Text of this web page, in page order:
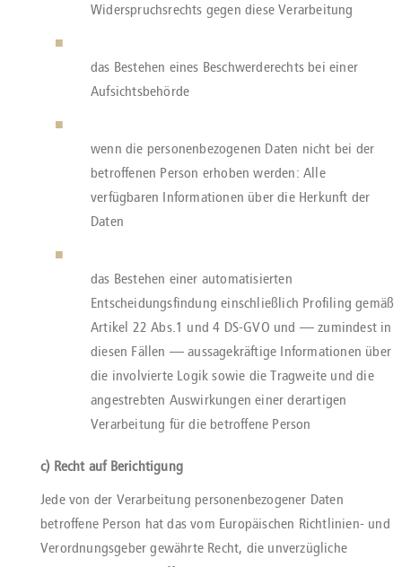
Widerspruchsrechts gegen diese Verarbeitung
das Bestehen eines Beschwerderechts bei einer
Aufsichtsbehörde
wenn die personenbezogenen Daten nicht bei der
betroffenen Person erhoben werden: Alle
verfügbaren Informationen über die Herkunft der
Daten
das Bestehen einer automatisierten
Entscheidungsfindung einschließlich Profiling gemäß
Artikel 22 Abs.1 und 4 DS-GVO und — zumindest in
diesen Fällen — aussagekräftige Informationen über
die involvierte Logik sowie die Tragweite und die
angestrebten Auswirkungen einer derartigen
Verarbeitung für die betroffene Person
c) Recht auf Berichtigung
Jede von der Verarbeitung personenbezogener Daten
betroffene Person hat das vom Europäischen Richtlinien- und
Verordnungsgeber gewährte Recht, die unverzügliche